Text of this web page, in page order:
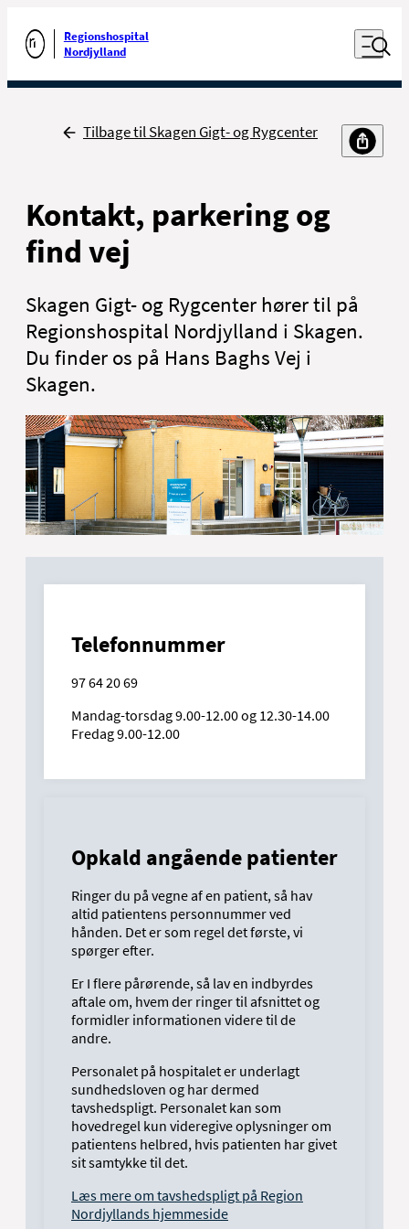
Gå til forsiden
Regionshospital
Nordjylland
Åben
Udfør søgning
Tilbage
Tilbage til Skagen Gigt- og Rygcenter
Kontakt, parkering og
find vej
Skagen Gigt- og Rygcenter hører til på
Regionshospital Nordjylland i Skagen.
Du finder os på Hans Baghs Vej i
Skagen.
Telefonnummer
97 64 20 69
Mandag-torsdag 9.00-12.00 og 12.30-14.00
Fredag 9.00-12.00
Opkald angående patienter
Ringer du på vegne af en patient, så hav
altid patientens personnummer ved
hånden. Det er som regel det første, vi
spørger efter.
Er I flere pårørende, så lav en indbyrdes
aftale om, hvem der ringer til afsnittet og
formidler informationen videre til de
andre.
Personalet på hospitalet er underlagt
sundhedsloven og har dermed
tavshedspligt. Personalet kan som
hovedregel kun videregive oplysninger om
patientens helbred, hvis patienten har givet
sit samtykke til det.
Læs mere om tavshedspligt på Region
Nordjyllands hjemmeside